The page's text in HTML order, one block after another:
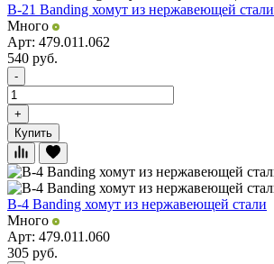
B-21 Banding хомут из нержавеющей стали
Много
Арт: 479.011.062
540 руб.
-
+
Купить
B-4 Banding хомут из нержавеющей стали
Много
Арт: 479.011.060
305 руб.